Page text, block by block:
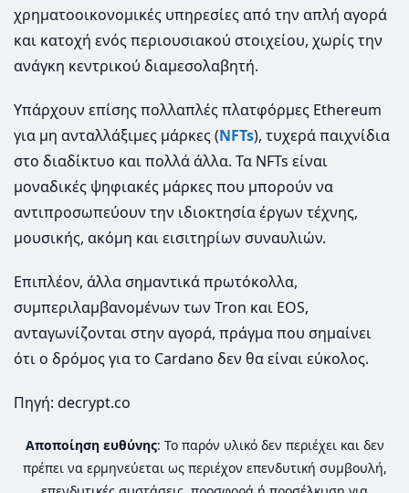
χρηματοοικονομικές υπηρεσίες από την απλή αγορά
και κατοχή ενός περιουσιακού στοιχείου, χωρίς την
ανάγκη κεντρικού διαμεσολαβητή.
Υπάρχουν επίσης πολλαπλές πλατφόρμες Ethereum
για μη ανταλλάξιμες μάρκες (NFTs), τυχερά παιχνίδια
στο διαδίκτυο και πολλά άλλα. Τα NFTs είναι
μοναδικές ψηφιακές μάρκες που μπορούν να
αντιπροσωπεύουν την ιδιοκτησία έργων τέχνης,
μουσικής, ακόμη και εισιτηρίων συναυλιών.
Επιπλέον, άλλα σημαντικά πρωτόκολλα,
συμπεριλαμβανομένων των Tron και EOS,
ανταγωνίζονται στην αγορά, πράγμα που σημαίνει
ότι ο δρόμος για το Cardano δεν θα είναι εύκολος.
Πηγή: decrypt.co
Αποποίηση ευθύνης: Το παρόν υλικό δεν περιέχει και δεν
πρέπει να ερμηνεύεται ως περιέχον επενδυτική συμβουλή,